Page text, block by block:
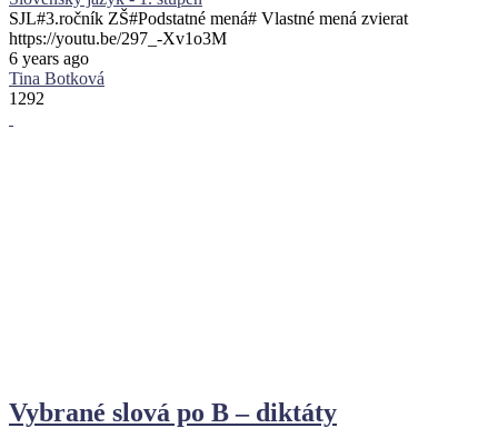
SJL#3.ročník ZŠ#Podstatné mená# Vlastné mená zvierat
https://youtu.be/297_-Xv1o3M
6 years ago
Tina Botková
1292
Vybrané slová po B – diktáty